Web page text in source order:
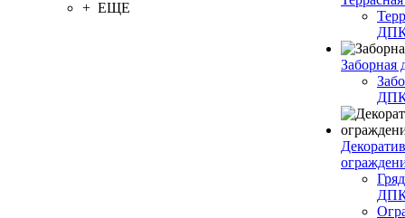
+ ЕЩЕ
Заборная